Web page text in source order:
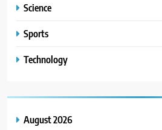
Science
Sports
Technology
August 2026